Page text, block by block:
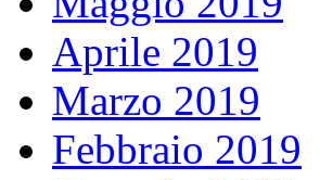
Aprile 2019
Marzo 2019
Febbraio 2019